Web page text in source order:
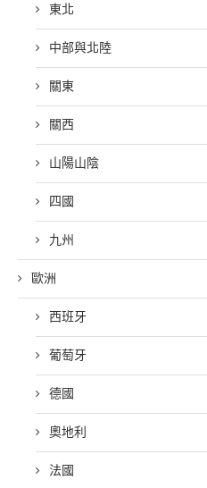
東北
中部與北陸
關東
關西
山陽山陰
四國
九州
歐洲
西班牙
葡萄牙
德國
奧地利
法國